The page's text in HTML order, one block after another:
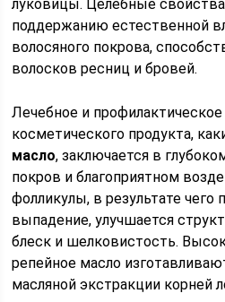
луковицы. Целебные
поддержанию естественной
волосяного покрова,
волосков ресниц и бровей.
Лечебное и
косметического продукта,
масло, заключается в
покров и благоприятном
фолликулы, в результате чего
выпадение, улучшается
блеск и шелковистость.
репейное масло
масляной экстракции корней